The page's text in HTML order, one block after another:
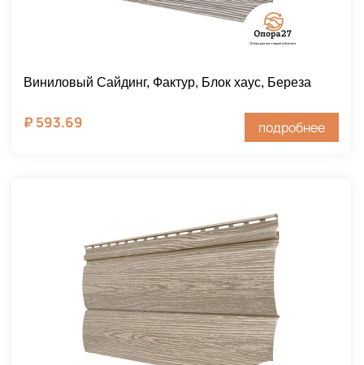
Виниловый Сайдинг, Фактур, Блок хаус, Береза
₽ 593.69 подробнее